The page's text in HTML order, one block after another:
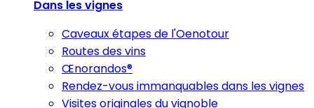
Dans les vignes
Caveaux étapes de l'Oenotour
Routes des vins
Œnorandos®
Rendez-vous immanquables dans les vignes
Visites originales du vignoble